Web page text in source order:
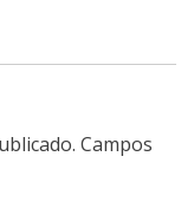
Campos